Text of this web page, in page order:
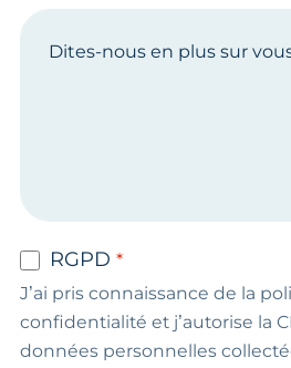
RGPD
J’ai pris connaissance de la
confidentialité et j’autorise la
données personnelles